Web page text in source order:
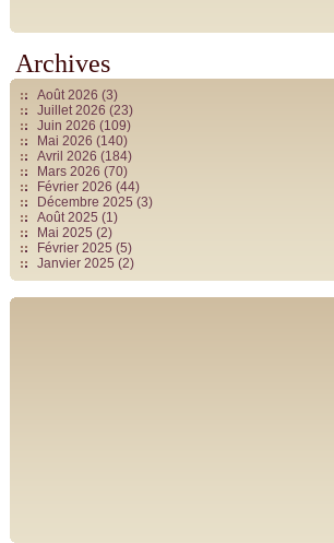
Archives
Août 2026 (3)
Juillet 2026 (23)
Juin 2026 (109)
Mai 2026 (140)
Avril 2026 (184)
Mars 2026 (70)
Février 2026 (44)
Décembre 2025 (3)
Août 2025 (1)
Mai 2025 (2)
Février 2025 (5)
Janvier 2025 (2)